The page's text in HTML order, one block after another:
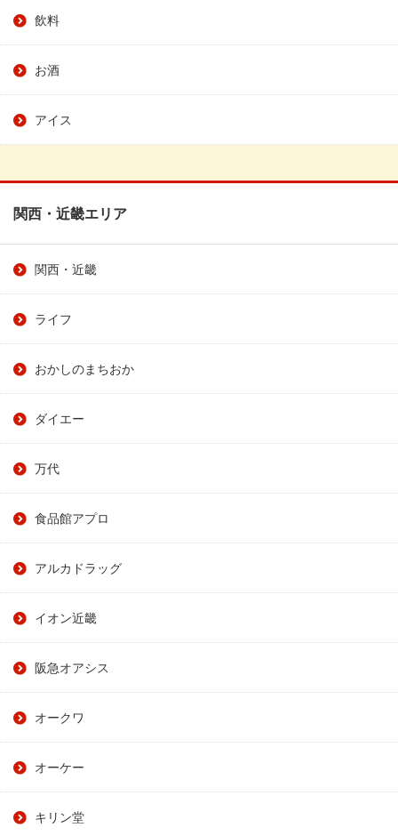
飲料
お酒
アイス
関西・近畿エリア
関西・近畿
ライフ
おかしのまちおか
ダイエー
万代
食品館アプロ
アルカドラッグ
イオン近畿
阪急オアシス
オークワ
オーケー
キリン堂